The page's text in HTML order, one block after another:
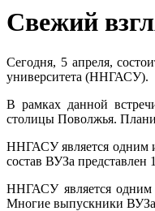
Свежий
Сегодня, 5 апреля,
университета (ННГАСУ).
В рамках данной
столицы Поволжья.
ННГАСУ является одним
состав ВУЗа
ННГАСУ является одним
Многие выпускники ВУЗа